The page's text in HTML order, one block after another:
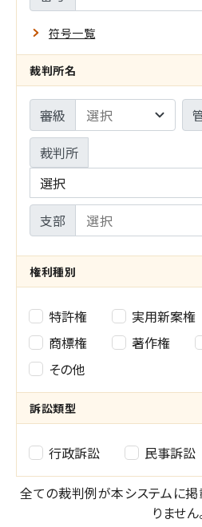
の
み
符号一覧
裁判所名
審級
裁判所
選択
支部
権利種別
権
利
種
別
選
択
特許権 実用新案権
商標権
著作権
その他
訴訟類型
訴
訟
行政訴訟 民事訴訟
全ての裁判例が本システムに
りません